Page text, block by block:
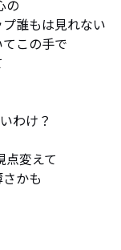
の
誰もは見れない
この手で
わけ？
点変えて
かも